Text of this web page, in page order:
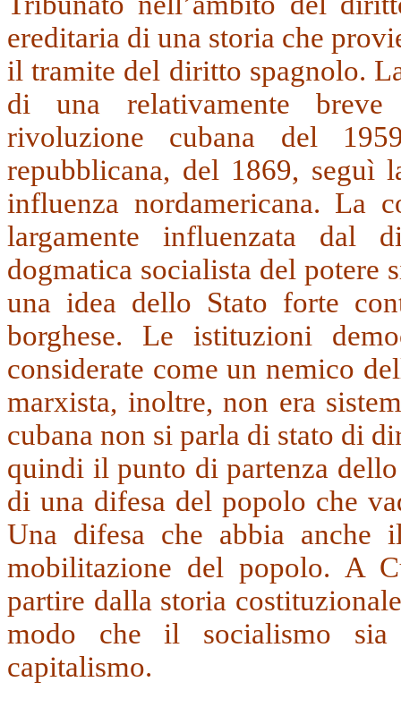
ereditaria di una storia che
il tramite del diritto spagnolo.
di una relativamente
rivoluzione cubana del
repubblicana, del 1869, seguì
influenza nordamericana. La
largamente influenzata dal
dogmatica socialista del potere
una idea dello Stato forte
borghese. Le istituzioni
considerate come un nemico
marxista, inoltre, non era
cubana non si parla di stato di
quindi il punto di partenza
di una difesa del popolo che
Una difesa che abbia
mobilitazione del popolo. A
partire dalla storia
modo che il socialismo sia
capitalismo.